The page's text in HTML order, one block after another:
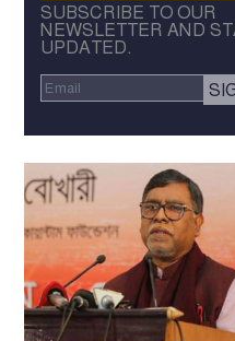
SUBSCRIBE TO OUR
NEWSLETTER AND
UPDATED.